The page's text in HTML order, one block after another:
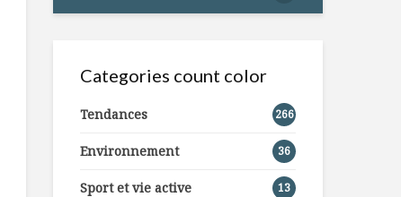
Categories count color
Tendances 266
Environnement 36
Sport et vie active 13